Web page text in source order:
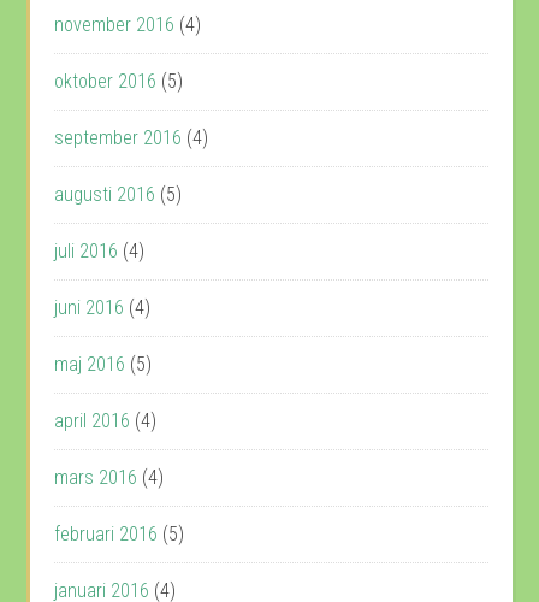
november 2016 (4)
oktober 2016 (5)
september 2016 (4)
augusti 2016 (5)
juli 2016 (4)
juni 2016 (4)
maj 2016 (5)
april 2016 (4)
mars 2016 (4)
februari 2016 (5)
januari 2016 (4)